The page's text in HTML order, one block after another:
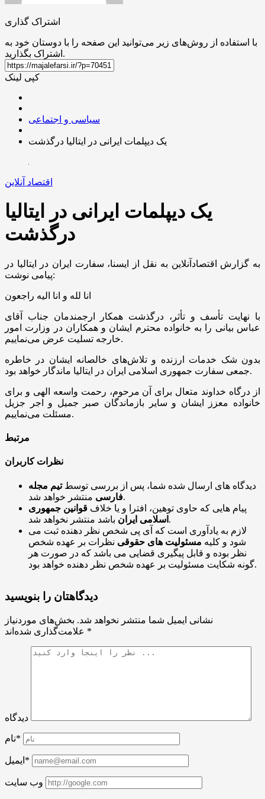
اشتراک گذاری
با استفاده از روش‌های زیر می‌توانید این صفحه را با دوستان خود به
اشتراک بگذارید.
کپی لینک
سیاسی و اجتماعی
یک دیپلمات ایرانی در ایتالیا درگذشت
اقتصاد آنلاین
یک دیپلمات ایرانی در ایتالیا
درگذشت
به گزارش اقتصادآنلاین به نقل از ایسنا، سفارت ایران در ایتالیا در
پیامی نوشت:
انا لله و انا الیه راجعون
با نهایت تأسف و تأثر، درگذشت همکار ارجمندمان جناب آقای
عباس بیانی را به خانواده محترم ایشان و همکاران در وزارت امور
خارجه تسلیت عرض می‌نماییم.
بدون شک خدمات ارزنده و تلاش‌های خالصانه ایشان در خاطره
جمعی سفارت جمهوری اسلامی ایران در ایتالیا ماندگار خواهد بود.
از درگاه خداوند متعال برای آن مرحوم، رحمت واسعه الهی و برای
خانواده معزز ایشان و سایر بازماندگان صبر جمیل و اجر جزیل
مسئلت می‌نماییم.
مرتبط
نظرات کاربران
دیدگاه های ارسال شده شما، پس از بررسی توسطتیم مجله
فارسیمنتشر خواهد شد.
پیام هایی که حاوی توهین، افترا و یا خلاف قوانین جمهوری
اسلامی ایران باشد منتشر نخواهد شد.
لازم به یادآوری است که آی پی شخص نظر دهنده ثبت می
شود و کلیه مسئولیت های حقوقی نظرات بر عهده شخص
نظر بوده و قابل پیگیری قضایی می باشد که در صورت هر
گونه شکایت مسئولیت بر عهده شخص نظر دهنده خواهد بود.
دیدگاهتان را بنویسید
نشانی ایمیل شما منتشر نخواهد شد. بخش‌های موردنیاز
*
دیدگاه
نام*
ایمیل*
وب سایت